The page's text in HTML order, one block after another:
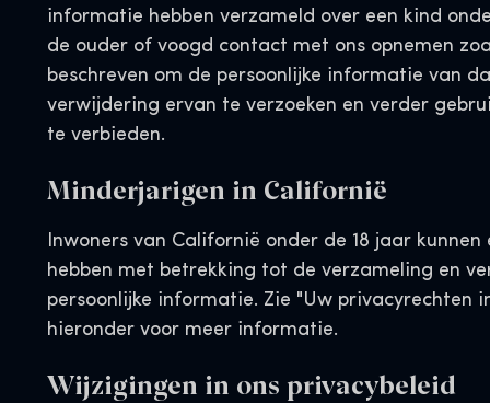
informatie hebben verzameld over een kind
de ouder of voogd contact met ons opnemen
beschreven om de persoonlijke informatie van
verwijdering ervan te verzoeken en verder
te verbieden.
Minderjarigen in Californië
Inwoners van Californië onder de 18 jaar
hebben met betrekking tot de verzameling en
persoonlijke informatie. Zie "Uw privacyrechten
hieronder voor meer informatie.
Wijzigingen in ons privacybeleid